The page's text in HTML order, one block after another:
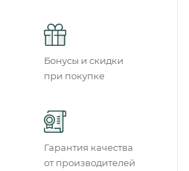
Бонусы и скидки
при покупке
Гарантия качества
от производителей